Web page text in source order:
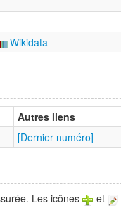
Wikidata
Autres liens
[Dernier numéro]
Les icônes et